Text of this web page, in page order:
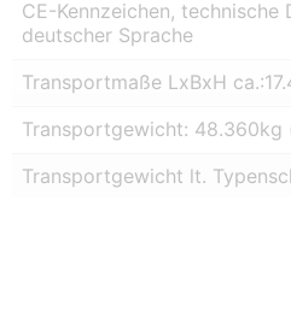
CE-Kennzeichen, technische
deutscher Sprache
Transportmaße LxBxH
Transportgewicht: 48.360kg
Transportgewicht lt.